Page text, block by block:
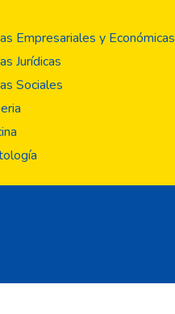
Empresariales y Económicas
Jurídicas
Sociales